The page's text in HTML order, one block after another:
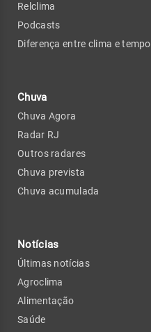
Relclima
Podcasts
Diferença entre clima e tempo
Chuva
Chuva Agora
Radar RJ
Outros radares
Chuva prevista
Chuva acumulada
Notícias
Últimas notícias
Agroclima
Alimentação
Saúde